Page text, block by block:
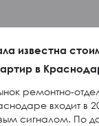
известна
в
ремонтно-
входит в
сигналом. По